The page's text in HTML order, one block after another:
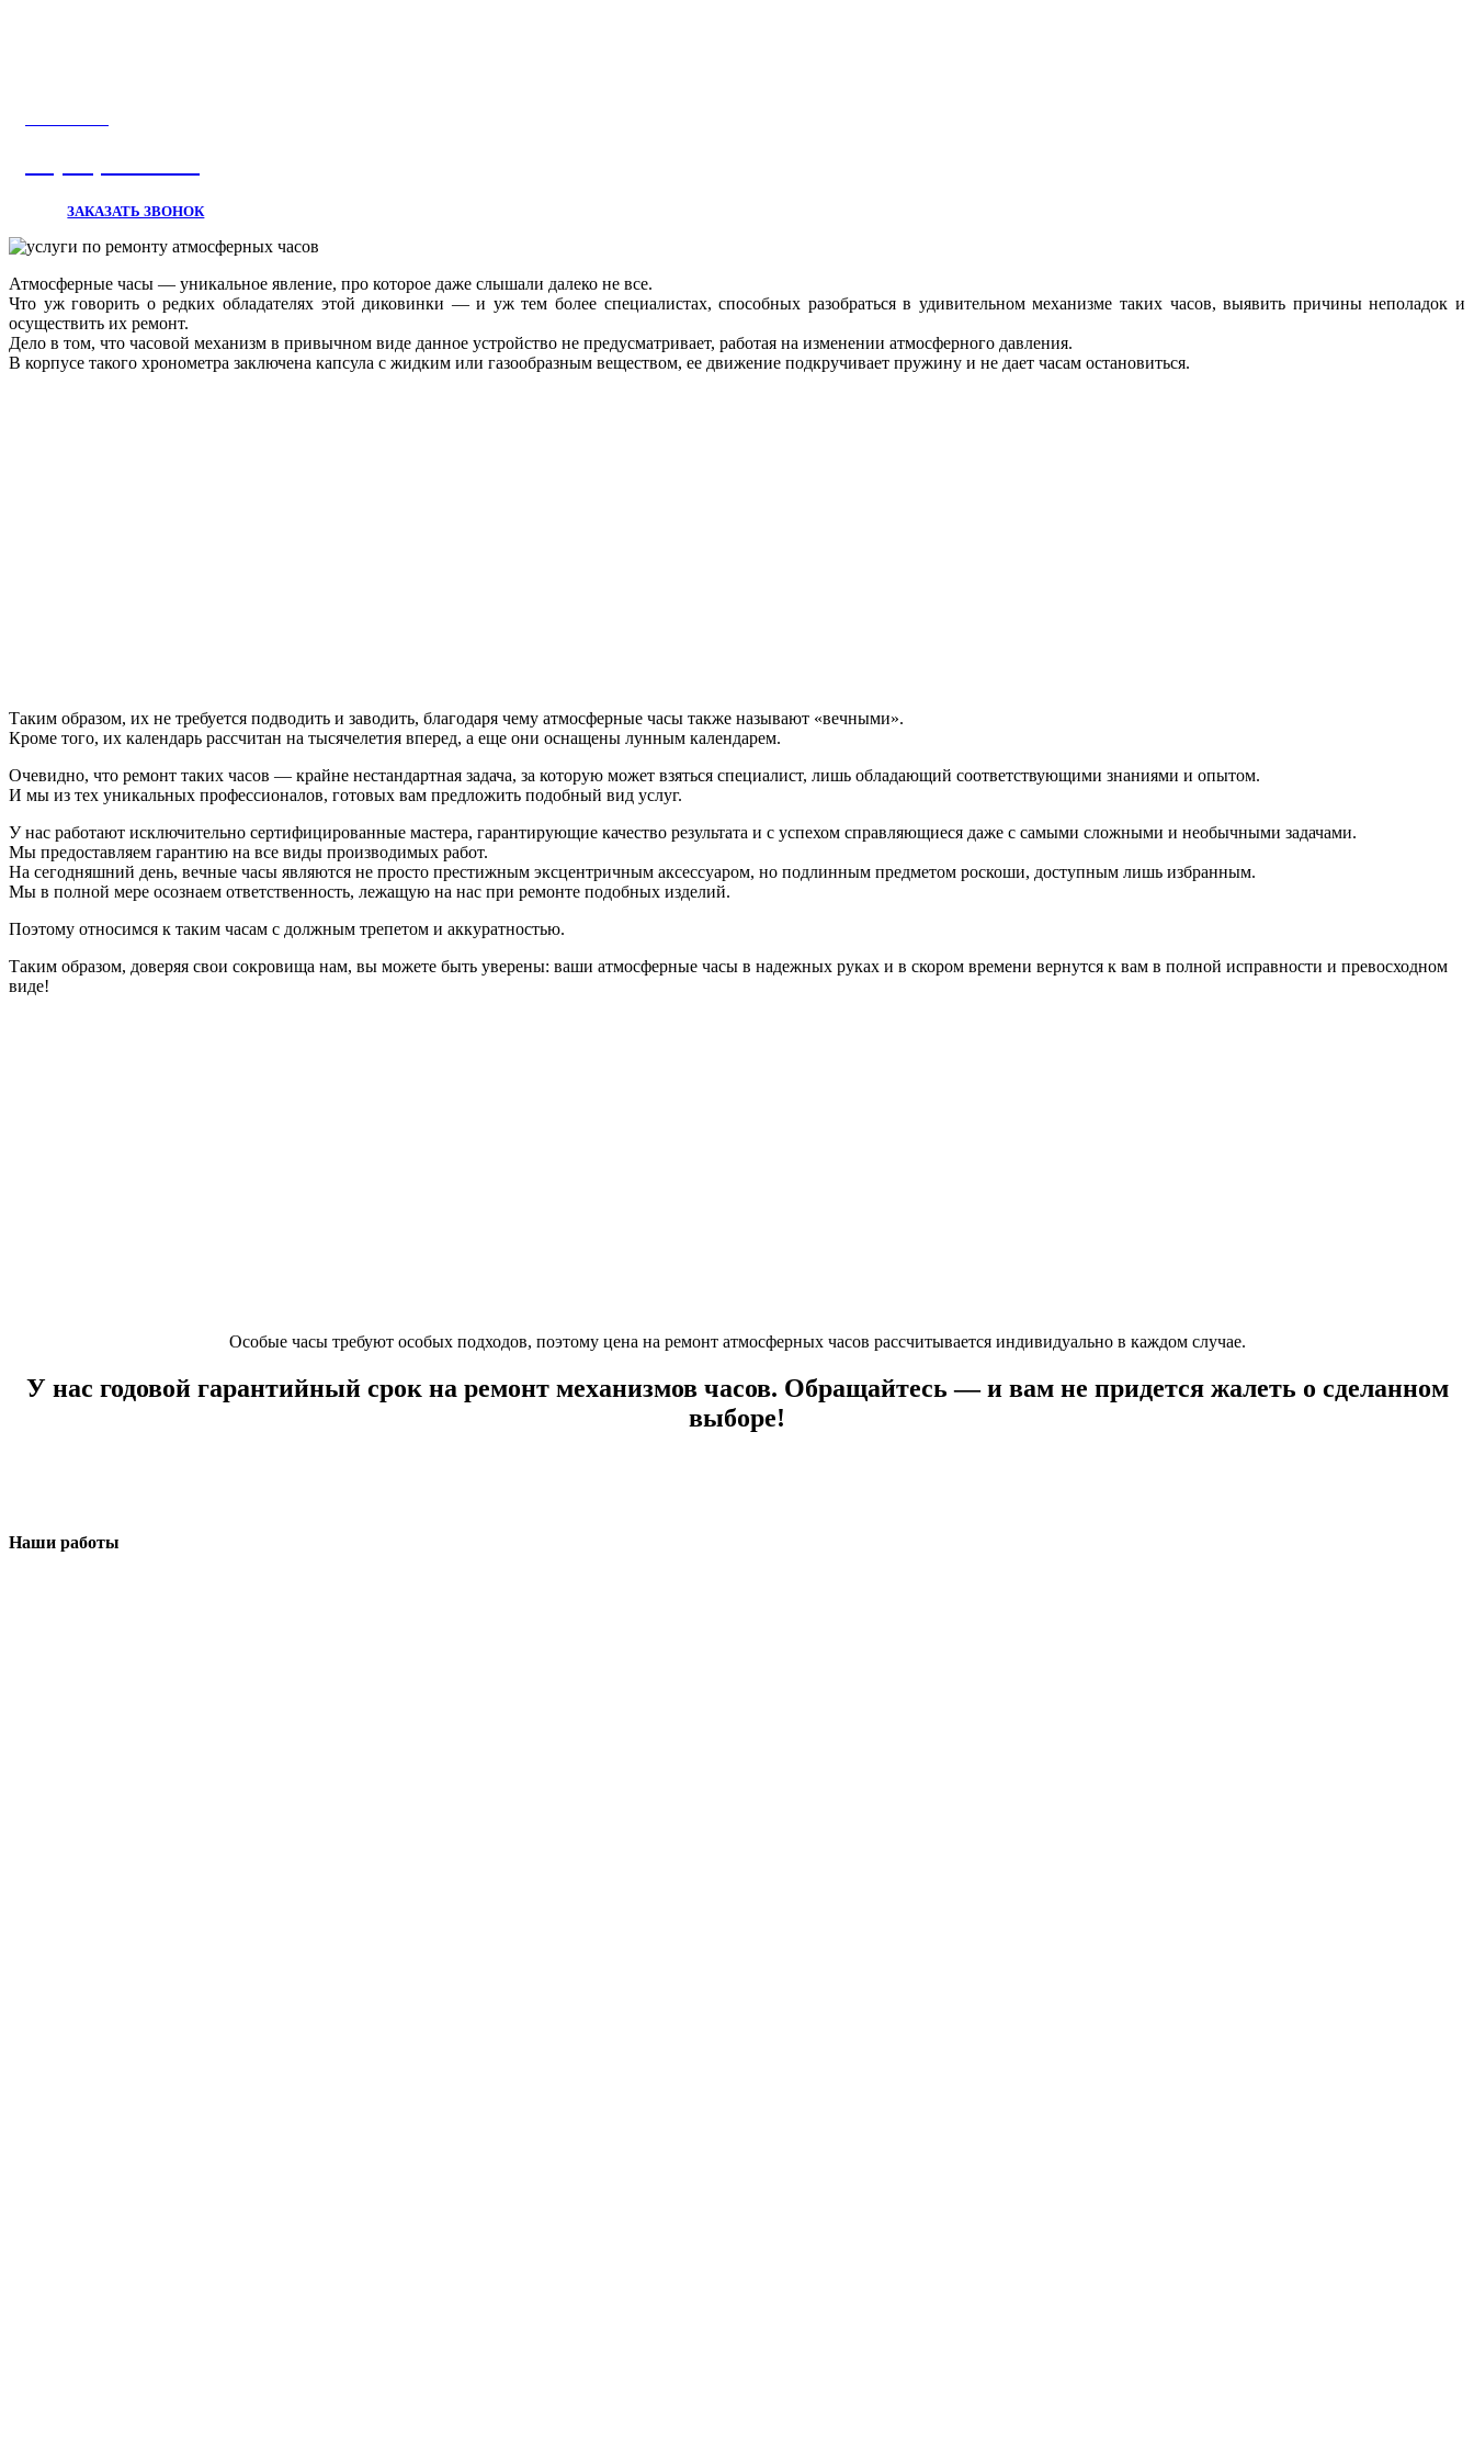
ЗАКАЗАТЬ ЗВОНОК
Атмосферные часы — уникальное явление, про которое даже слышали далеко не все.
Что уж говорить о редких обладателях этой диковинки — и уж тем более специалистах, способных разобраться в удивительном механизме таких часов, выявить причины неполадок и
осуществить их ремонт.
Дело в том, что часовой механизм в привычном виде данное устройство не предусматривает, работая на изменении атмосферного давления.
В корпусе такого хронометра заключена капсула с жидким или газообразным веществом, ее движение подкручивает пружину и не дает часам остановиться.
Таким образом, их не требуется подводить и заводить, благодаря чему атмосферные часы также называют «вечными».
Кроме того, их календарь рассчитан на тысячелетия вперед, а еще они оснащены лунным календарем.
Очевидно, что ремонт таких часов — крайне нестандартная задача, за которую может взяться специалист, лишь обладающий соответствующими знаниями и опытом.
И мы из тех уникальных профессионалов, готовых вам предложить подобный вид услуг.
У нас работают исключительно сертифицированные мастера, гарантирующие качество результата и с успехом справляющиеся даже с самыми сложными и необычными задачами.
Мы предоставляем гарантию на все виды производимых работ.
На сегодняшний день, вечные часы являются не просто престижным эксцентричным аксессуаром, но подлинным предметом роскоши, доступным лишь избранным.
Мы в полной мере осознаем ответственность, лежащую на нас при ремонте подобных изделий.
Поэтому относимся к таким часам с должным трепетом и аккуратностью.
Таким образом, доверяя свои сокровища нам, вы можете быть уверены: ваши атмосферные часы в надежных руках и в скором времени вернутся к вам в полной исправности и превосходном
виде!
Особые часы требуют особых подходов, поэтому цена на ремонт атмосферных часов рассчитывается индивидуально в каждом случае.
У нас годовой гарантийный срок на ремонт механизмов часов. Обращайтесь — и вам не придется жалеть о сделанном
выборе!
Наши работы